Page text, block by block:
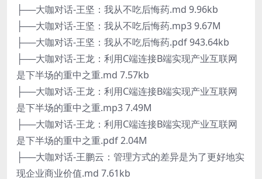
├──大咖对话-王坚：我从不吃后悔药.md 9.96kb
├──大咖对话-王坚：我从不吃后悔药.mp3 9.67M
├──大咖对话-王坚：我从不吃后悔药.pdf 943.64kb
├──大咖对话-王龙：利用C端连接B端实现产业互联网
是下半场的重中之重.md 7.57kb
├──大咖对话-王龙：利用C端连接B端实现产业互联网
是下半场的重中之重.mp3 7.49M
├──大咖对话-王龙：利用C端连接B端实现产业互联网
是下半场的重中之重.pdf 2.04M
├──大咖对话-王鹏云：管理方式的差异是为了更好地实
现企业商业价值.md 7.61kb